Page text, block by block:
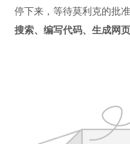
停下来，等待莫利克的批
搜索、编写代码、生成网